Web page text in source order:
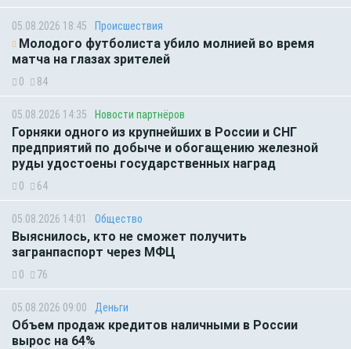
05.08.2026 18:45 Происшествия
Молодого футболиста убило молнией во время
матча на глазах зрителей
0 84
05.08.2026 14:35 Новости партнёров
Горняки одного из крупнейших в России и СНГ
предприятий по добыче и обогащению железной
руды удостоены государственных наград
0 64
05.08.2026 14:01 Общество
Выяснилось, кто не сможет получить
загранпаспорт через МФЦ
0 76
05.08.2026 09:00 Деньги
Объем продаж кредитов наличными в России
вырос на 64%